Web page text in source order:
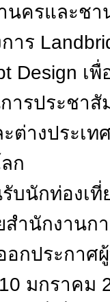
นครและชา
าร
Design เ
รประชาสั
ต่างประเท
ก
บนักท่องเที่
ำนักงานก
อกประกาศ
มกราคม